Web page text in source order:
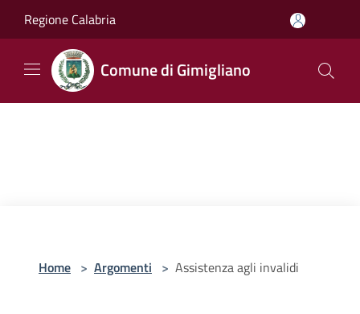
Regione Calabria
Comune di Gimigliano
Home > Argomenti > Assistenza agli invalidi